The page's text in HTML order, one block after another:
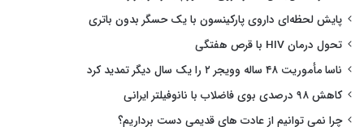
پایش لحظه‌ای داروی پارکینسون با یک حسگر بدون باتری
تحول درمان HIV با قرص هفتگی
ناسا مأموریت ۴۸ ساله وویجر ۲ را یک سال دیگر تمدید کرد
کاهش ۹۸ درصدی بوی فاضلاب با نانوفیلتر ایرانی
چرا نمی توانیم از عادت های قدیمی دست برداریم؟